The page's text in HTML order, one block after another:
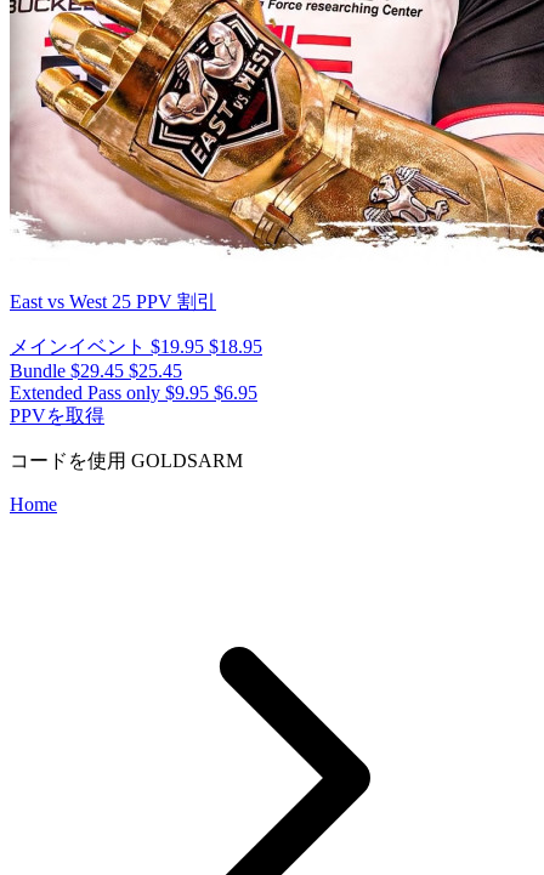
East vs West 25 PPV 割引
メインイベント $19.95 $18.95
Bundle $29.45 $25.45
Extended Pass only $9.95 $6.95
PPVを取得
コードを使用 GOLDSARM
Home